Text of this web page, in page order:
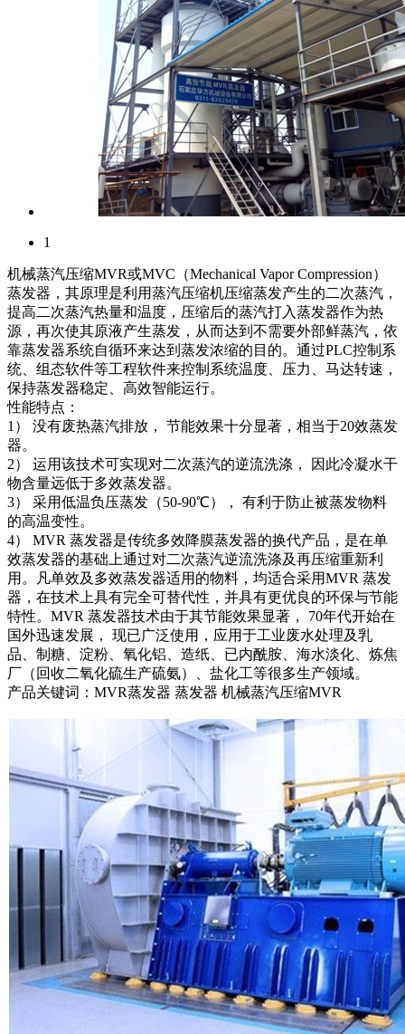
1
机械蒸汽压缩MVR或MVC（Mechanical Vapor Compression）
蒸发器，其原理是利用蒸汽压缩机压缩蒸发产生的二次蒸汽，
提高二次蒸汽热量和温度，压缩后的蒸汽打入蒸发器作为热
源，再次使其原液产生蒸发，从而达到不需要外部鲜蒸汽，依
靠蒸发器系统自循环来达到蒸发浓缩的目的。通过PLC控制系
统、组态软件等工程软件来控制系统温度、压力、马达转速，
保持蒸发器稳定、高效智能运行。
性能特点：
1） 没有废热蒸汽排放， 节能效果十分显著，相当于20效蒸发
器。
2） 运用该技术可实现对二次蒸汽的逆流洗涤， 因此冷凝水干
物含量远低于多效蒸发器。
3） 采用低温负压蒸发（50-90℃）， 有利于防止被蒸发物料
的高温变性。
4） MVR 蒸发器是传统多效降膜蒸发器的换代产品，是在单
效蒸发器的基础上通过对二次蒸汽逆流洗涤及再压缩重新利
用。凡单效及多效蒸发器适用的物料，均适合采用MVR 蒸发
器，在技术上具有完全可替代性，并具有更优良的环保与节能
特性。MVR 蒸发器技术由于其节能效果显著， 70年代开始在
国外迅速发展， 现已广泛使用，应用于工业废水处理及乳
品、制糖、淀粉、氧化铝、造纸、已内酰胺、海水淡化、炼焦
厂（回收二氧化硫生产硫氨）、盐化工等很多生产领域。
产品关键词：MVR蒸发器 蒸发器 机械蒸汽压缩MVR